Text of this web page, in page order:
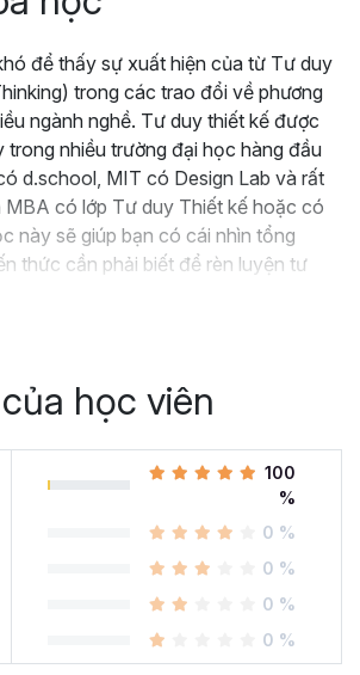
để thấy sự xuất hiện của từ Tư duy
trong các trao đổi về phương
ngành nghề. Tư duy thiết kế được
trong nhiều trường đại học hàng đầu
d.school, MIT có Design Lab và rất
MBA có lớp Tư duy Thiết kế hoặc có
này sẽ giúp bạn có cái nhìn tổng
thức cần phải biết để rèn luyện tư
học viên
100
%
0 %
0 %
0 %
0 %